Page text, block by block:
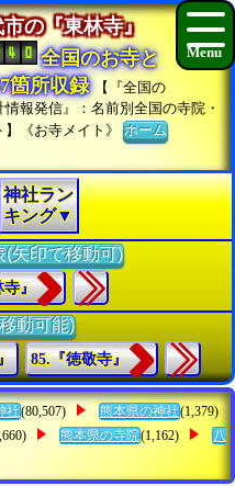
市の『東林寺』
全国のお寺と
箇所収録
【『全国の
報発信』：名前別全国の寺院・
】《お寺メイト》ホーム
神社ラン
キング▼
(矢印で移動可)
寺』
動可能)
85.『徳敬寺』
社(80,507) 熊本県の神社(1,379)
熊本県の寺院(1,162)
八